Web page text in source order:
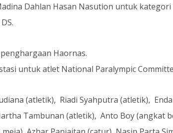
Dahlan Hasan Nasution untuk
Haornas.
untuk atlet National Paralympic
(atletik), Riadi Syahputra (atletik),
Tambunan (atletik), Anto Boy (angkat